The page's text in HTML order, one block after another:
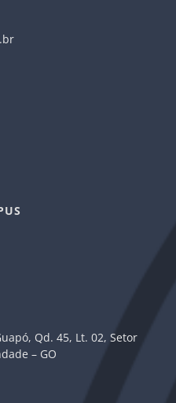
Qd. 45, Lt. 02, Setor
– GO